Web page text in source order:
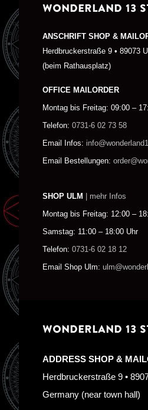
WONDERLAND 13
ANSCHRIFT SHOP &
Herdbruckerstraße 9 • 89073
(beim Rathausplatz)
OFFICE MAILORDER
Montag bis Freitag: 09:00 –
Telefon: 0731-6 02 73 58
Email Infos:
Email Bestellungen:
SHOP ULM | mehr Infos
Montag bis Freitag: 12:00 –
Samstag: 11:00 – 18:00 Uhr
Telefon: 0731-6 02 18 12
Email Shop Ulm:
WONDERLAND 13
ADDRESS SHOP &
Herdbruckerstraße 9 •
Germany (near town hall)